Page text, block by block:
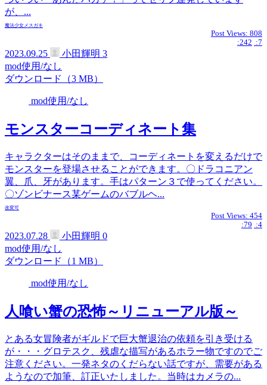
が、...
魔法少女メスガキ
Post Views: 808
:242 :7
2023.09.25 小田輝明 3
mod使用/なし
ダウンロード（3 MB）
mod使用/なし
モンスターコーディネート集
キャラクターはそのままで、コーディネートを変えるだけで
モンスターを登場させることができます。〇ドラコニアン
翼、爪、牙があります。手はパターン３で使ってください。
〇ゾンビナース某ゲームのバブルヘ...
改変可
Post Views: 454
:79 :4
2023.07.28 小田輝明 0
mod使用/なし
ダウンロード（1 MB）
mod使用/なし
人喰い蟹の恐怖～リニューアル版～
とある女冒険者がギルドで巨大蟹退治の依頼を引き受ける
が・・・グロテスク、残虐な描写があるホラー物ですのでご
注意ください。一発ネタのくだらない話ですが、需要がある
ようなので加筆、訂正いたしました。当時はカメラの...